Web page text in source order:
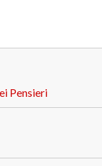
Pensieri